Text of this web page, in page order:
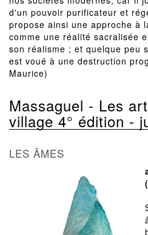
d'un pouvoir purificateur et
propose ainsi une approche à
comme une réalité sacralisée
son réalisme ; et quelque peu
est voué à une destruction
Maurice)
Massaguel - Les
village 4° édition -
LES ÂMES